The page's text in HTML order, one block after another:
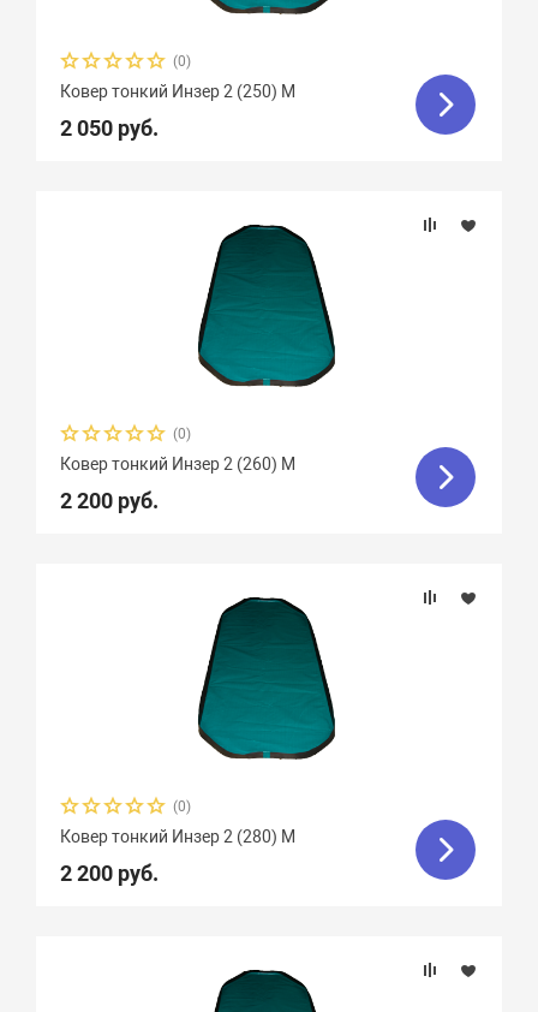
(0)
Ковер тонкий Инзер 2 (250) М
2 050 руб.
(0)
Ковер тонкий Инзер 2 (260) М
2 200 руб.
(0)
Ковер тонкий Инзер 2 (280) М
2 200 руб.